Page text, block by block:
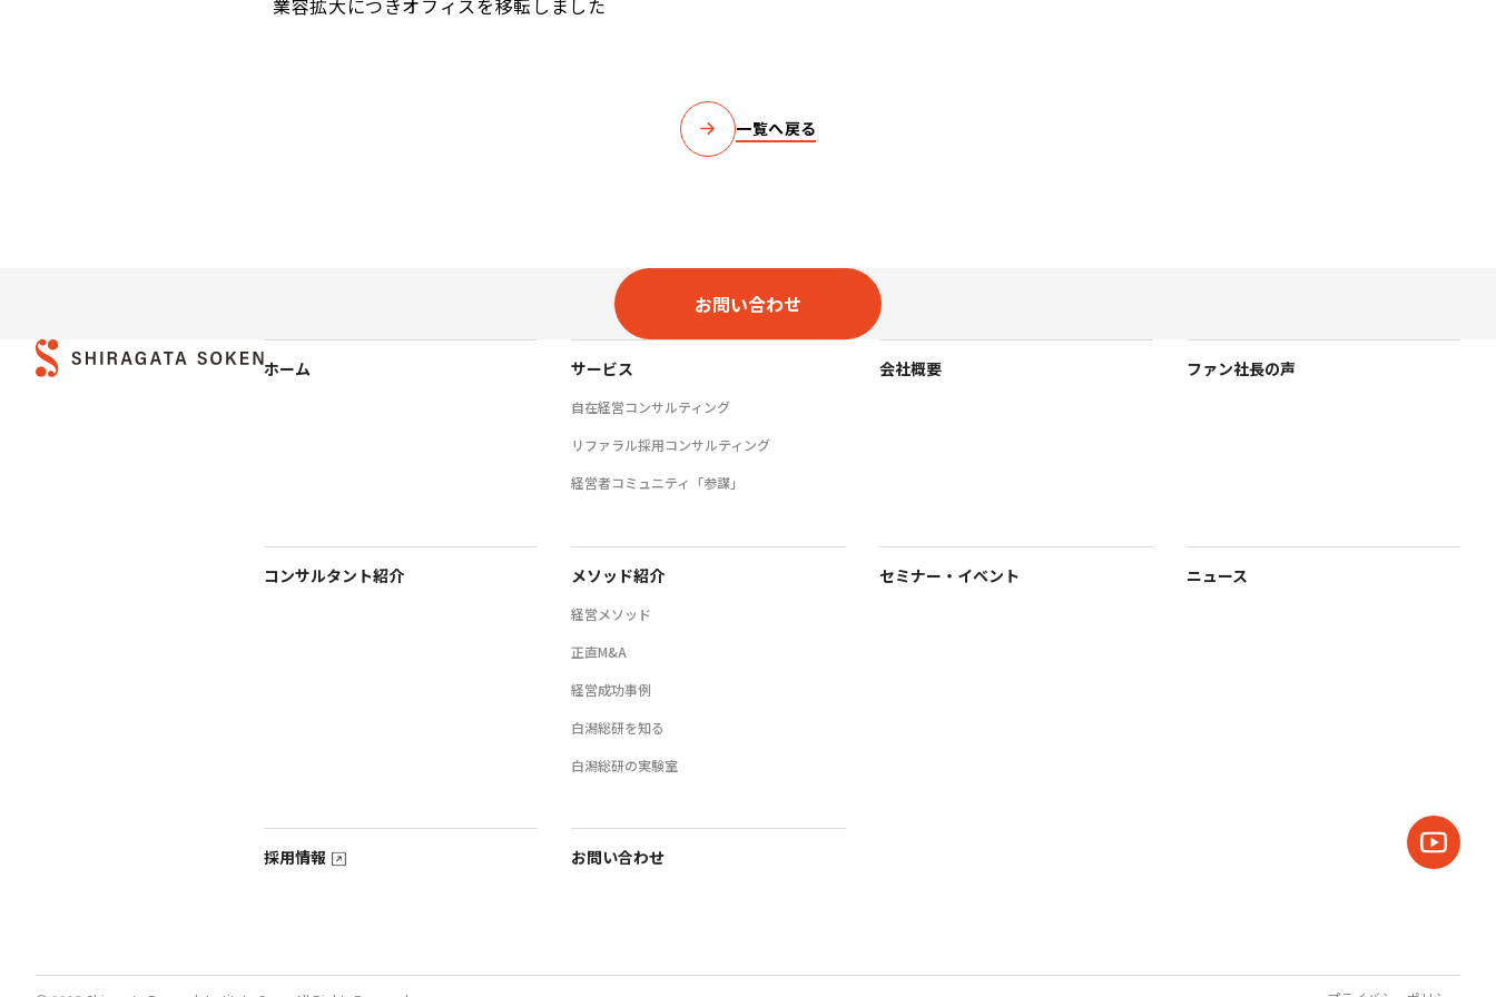
業容拡大につきオフィスを移転しました
一覧へ戻る
お問い合わせ
ホーム サービス
自在経営コンサルティング
リファラル採用コンサルティング
経営者コミュニティ「参謀」
会社概要 ファン社長の声
コンサルタント紹介 メソッド紹介
経営メソッド
正直M&A
経営成功事例
白潟総研を知る
白潟総研の実験室
セミナー・イベント ニュース
採用情報 お問い合わせ